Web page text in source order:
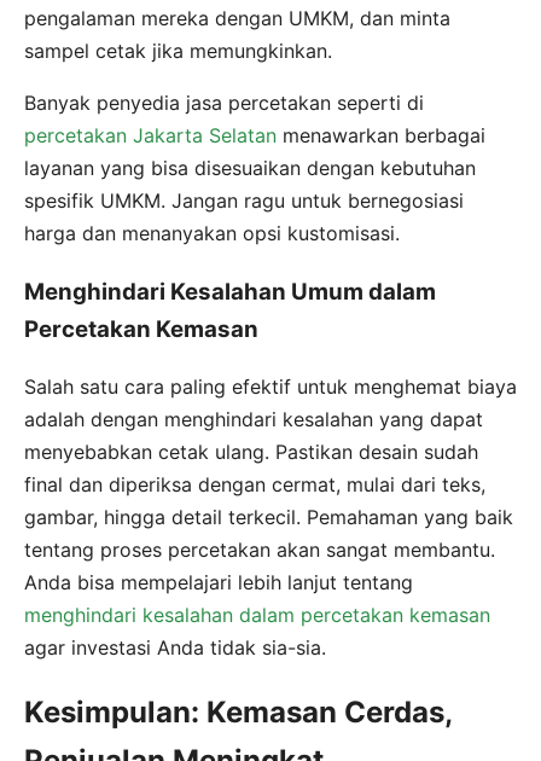
pengalaman mereka dengan UMKM, dan minta
sampel cetak jika memungkinkan.
Banyak penyedia jasa percetakan seperti di
percetakan Jakarta Selatan menawarkan berbagai
layanan yang bisa disesuaikan dengan kebutuhan
spesifik UMKM. Jangan ragu untuk bernegosiasi
harga dan menanyakan opsi kustomisasi.
Menghindari Kesalahan Umum dalam
Percetakan Kemasan
Salah satu cara paling efektif untuk menghemat biaya
adalah dengan menghindari kesalahan yang dapat
menyebabkan cetak ulang. Pastikan desain sudah
final dan diperiksa dengan cermat, mulai dari teks,
gambar, hingga detail terkecil. Pemahaman yang baik
tentang proses percetakan akan sangat membantu.
Anda bisa mempelajari lebih lanjut tentang
menghindari kesalahan dalam percetakan kemasan
agar investasi Anda tidak sia-sia.
Kesimpulan: Kemasan Cerdas,